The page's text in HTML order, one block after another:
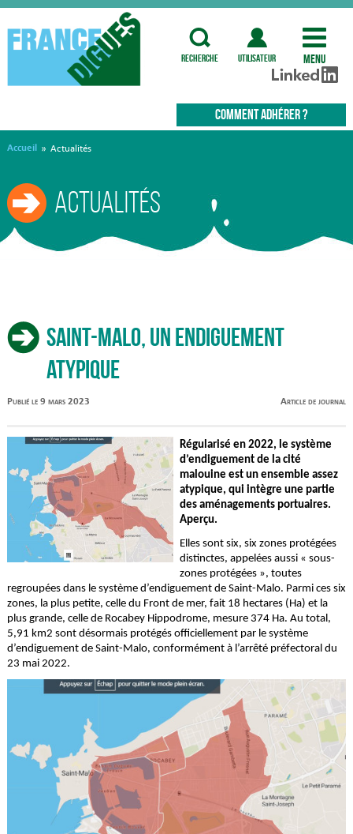
recherche utilisateur Menu
COMMENT ADHÉRER ?
Accueil » Actualités
Actualités
Saint-Malo, un endiguement
atypique
Publié le 9 mars 2023 Article de journal
Régularisé en 2022, le système
d’endiguement de la cité
malouine est un ensemble assez
atypique, qui intègre une partie
des aménagements portuaires.
Aperçu.
Elles sont six, six zones protégées
distinctes, appelées aussi « sous-
zones protégées », toutes
regroupées dans le système d’endiguement de Saint-Malo. Parmi ces six
zones, la plus petite, celle du Front de mer, fait 18 hectares (Ha) et la
plus grande, celle de Rocabey Hippodrome, mesure 374 Ha. Au total,
5,91 km2 sont désormais protégés officiellement par le système
d’endiguement de Saint-Malo, conformément à l’arrêté préfectoral du
23 mai 2022.